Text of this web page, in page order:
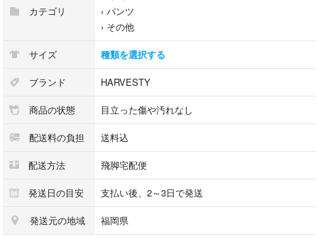
1
ウエスト: 29
股下: 60
渡り幅: 42
裾幅: 26
採寸値の計測方法について：
https://portal.kld-c.jp/1b6624eb8b7a4e9fa9c413a9e2d97cd8
カテゴリ
› パンツ
› その他
サイズ 種類を選択する
ブランド HARVESTY
商品の状態 目立った傷や汚れなし
配送料の負担 送料込
配送方法 飛脚宅配便
発送日の目安 支払い後、2～3日で発送
発送元の地域 福岡県